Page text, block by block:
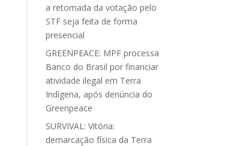
a retomada da votação pelo
STF seja feita de forma
presencial
GREENPEACE: MPF processa
Banco do Brasil por financiar
atividade ilegal em Terra
Indígena, após denúncia do
Greenpeace
SURVIVAL: Vitória:
demarcação física da Terra